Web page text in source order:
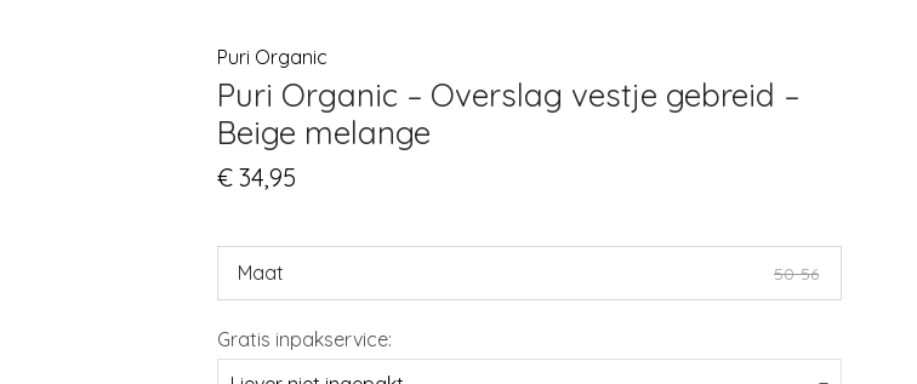
Puri Organic
Puri Organic – Overslag vestje gebreid –
Beige melange
€ 34,95
Maat 50-56
Gratis inpakservice: